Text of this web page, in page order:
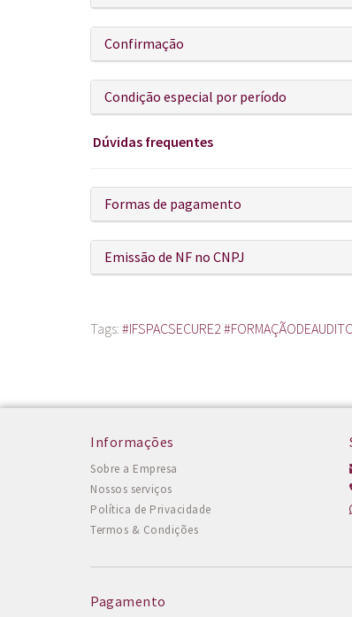
Confirmação
Condição especial por período
Dúvidas frequentes
Formas de pagamento
Emissão de NF no CNPJ
Tags: #IFSPACSECURE2
Informações
Sobre a Empresa
Nossos serviços
Política de Privacidade
Termos & Condições
Pagamento